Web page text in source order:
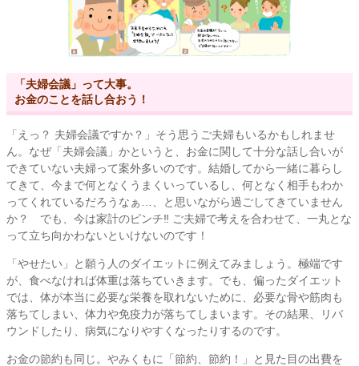
「夫婦会議」って大事。
お金のことを話し合おう！
「えっ？ 夫婦会議ですか？」そう思うご夫婦もいるかもしれませ
ん。なぜ「夫婦会議」かというと、お金に関して十分な話し合いが
できていない夫婦って案外多いのです。結婚してから一緒に暮らし
てきて、今まで何となくうまくいっているし、何となく相手もわか
ってくれているだろうなぁ…、と思いながら過ごしてきていません
か？ でも、今は家計のピンチ‼ ご夫婦で考えを合わせて、一丸とな
って立ち向かわないといけないのです！
「やせたい」と願う人のダイエットに例えてみましょう。極端です
が、食べなければ体重は落ちていきます。でも、偏ったダイエット
では、体が本当に必要な栄養を取れないために、必要な骨や筋肉も
落ちてしまい、体力や免疫力が落ちてしまいます。その結果、リバ
ウンドしたり、病気になりやすくなったりするのです。
お金の節約も同じ。やみくもに「節約、節約！」と見た目の出費を